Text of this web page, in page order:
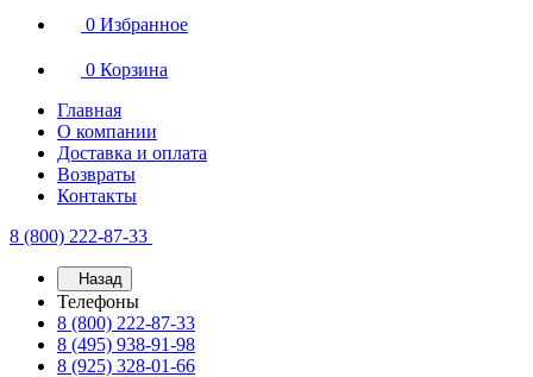
0 Избранное
0 Корзина
Главная
О компании
Доставка и оплата
Возвраты
Контакты
8 (800) 222-87-33
Назад
Телефоны
8 (800) 222-87-33
8 (495) 938-91-98
8 (925) 328-01-66